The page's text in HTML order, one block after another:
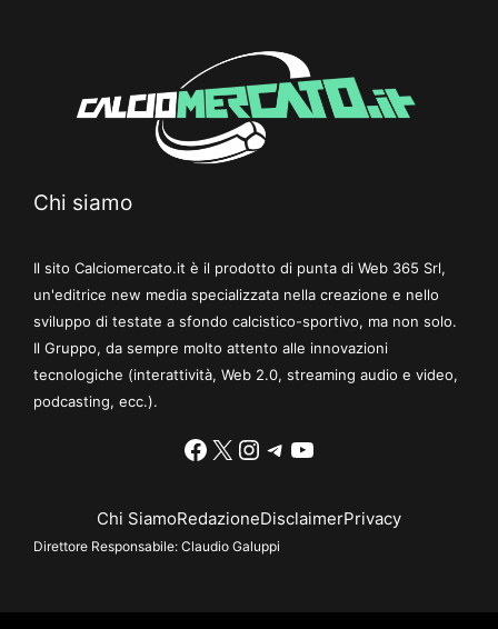
Chi siamo
Il sito Calciomercato.it è il prodotto di punta di Web 365 Srl,
un'editrice new media specializzata nella creazione e nello
sviluppo di testate a sfondo calcistico-sportivo, ma non solo.
Il Gruppo, da sempre molto attento alle innovazioni
tecnologiche (interattività, Web 2.0, streaming audio e video,
podcasting, ecc.).
Facebook
X Instagram
Telegram
YouTube
Chi SiamoRedazioneDisclaimerPrivacy
Direttore Responsabile: Claudio Galuppi